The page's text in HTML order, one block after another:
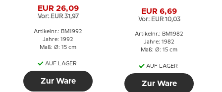
EUR 26,09
Vor: EUR 31,97
Artikelnr.: BM1992
Jahre: 1992
Maß: Ø: 15 cm
AUF LAGER
Zur Ware
EUR 6,69
Vor: EUR 10,03
Artikelnr.: BM1982
Jahre: 1982
Maß: Ø: 15 cm
AUF LAGER
Zur Ware